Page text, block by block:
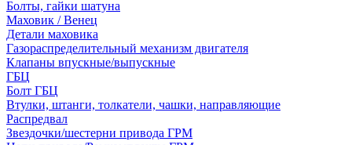
Болты, гайки шатуна
Маховик / Венец
Детали маховика
Газораспределительный механизм двигателя
Клапаны впускные/выпускные
ГБЦ
Болт ГБЦ
Втулки, штанги, толкатели, чашки, направляющие
Распредвал
Звездочки/шестерни привода ГРМ